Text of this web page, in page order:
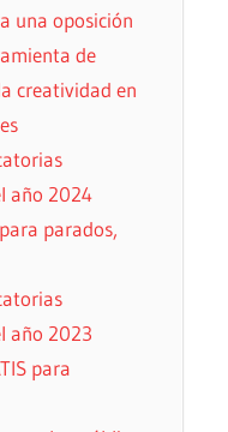
una oposición
de
creatividad en
año 2024
parados,
año 2023
para